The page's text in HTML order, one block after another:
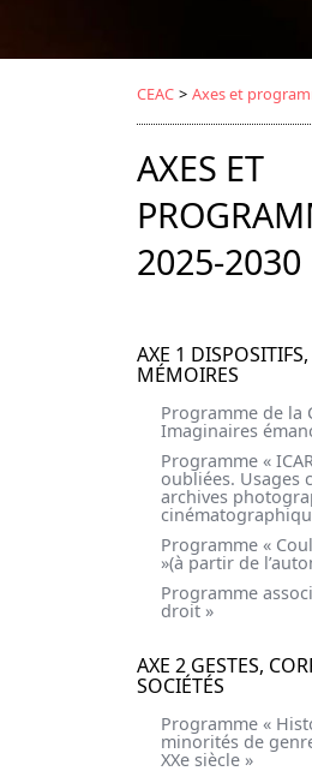
CEAC > Axes et
AXES ET
2025-2030
AXE 1
MÉMOIRES
Programme de la
Imaginaires
Programme «
oubliées. Usages
archives
Programme «
»(à partir de
Programme
droit »
AXE 2 GESTES,
SOCIÉTÉS
Programme «
minorités de
XXe siècle »